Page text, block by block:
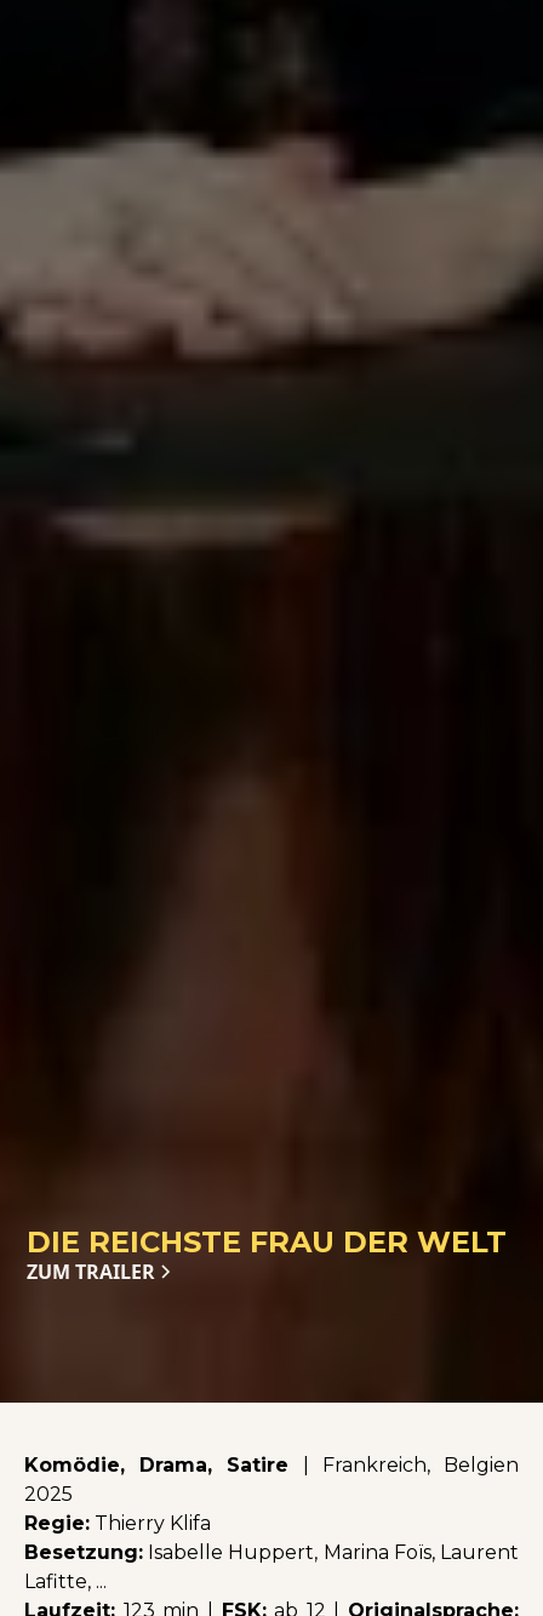
DIE REICHSTE FRAU DER WELT
ZUM TRAILER
Komödie, Drama, Satire | Frankreich, Belgien
2025
Regie: Thierry Klifa
Besetzung: Isabelle Huppert, Marina Foïs, Laurent
Lafitte, ...
Laufzeit: 123 min | FSK:ab 12 | Originalsprache: